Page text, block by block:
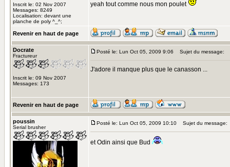
Inscrit le: 02 Nov 2007
Messages: 8249
Localisation: devant une
planche de poly ^_^;
yeah tout comme nous mon poulet
Revenir en haut de page
Docrate
Fractureur
Inscrit le: 09 Nov 2007
Messages: 173
Posté le: Lun Oct 05, 2009 9:06 Sujet du message:
J'adore il manque plus que le canasson ...
Revenir en haut de page
poussin
Serial brusher
Posté le: Lun Oct 05, 2009 10:10 Sujet du message:
et Odin ainsi que Bud